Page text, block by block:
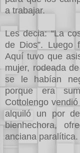
a trabajar.
Les decia: “La
de Dios”. Luego
Aquí tuvo que
mujer, rodeada
se le habían
porque era
Cottolengo
alquiló un por
bienhechora,
anciana paralítica.